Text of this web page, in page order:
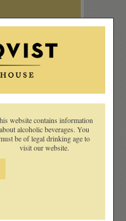
website contains information
about alcoholic beverages. You
be of legal drinking age to
visit our website.